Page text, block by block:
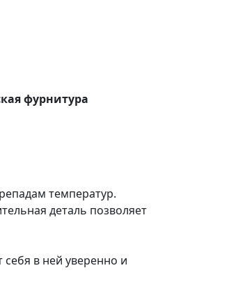
фурнитура
температур.
деталь позволяет
в ней уверенно и